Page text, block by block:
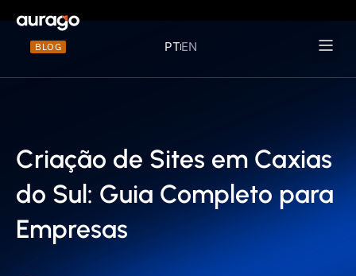
BLOG PTEN
Criação de Sites em Caxias
do Sul: Guia Completo para
Empresas